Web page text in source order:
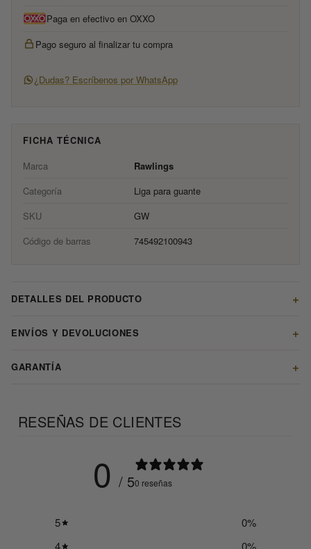
Paga en efectivo en OXXO
Pago seguro al finalizar tu compra
¿Dudas? Escríbenos por WhatsApp
FICHA TÉCNICA
Marca
Rawlings
Categoría
Liga para guante
SKU
GW
Código de barras
745492100943
DETALLES DEL PRODUCTO
ENVÍOS Y DEVOLUCIONES
GARANTÍA
RESEÑAS DE CLIENTES
0 / 50 reseñas
5 0%
4
0%